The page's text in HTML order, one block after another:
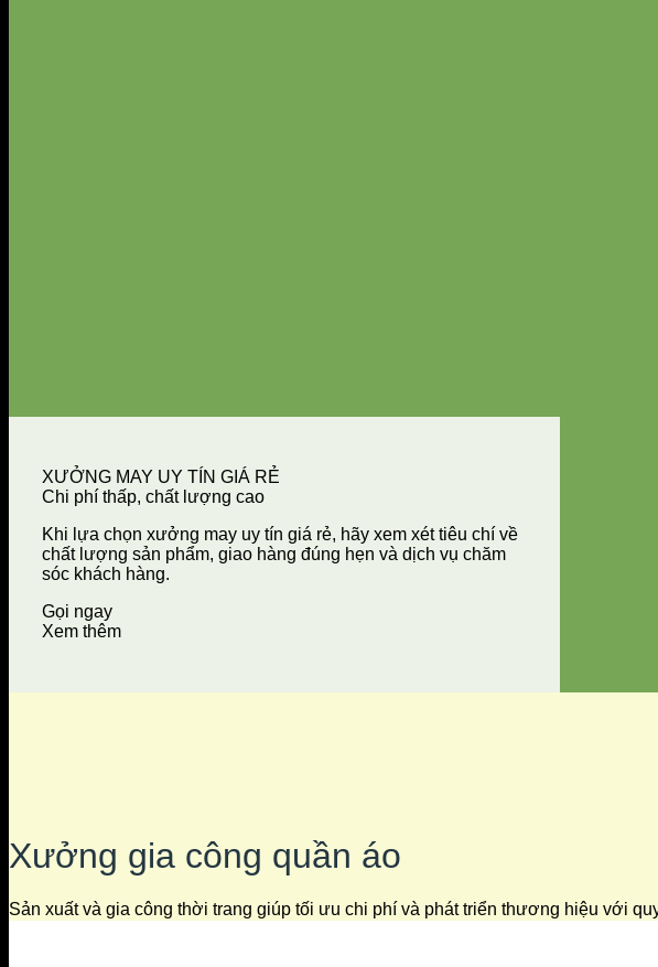
XƯỞNG MAY UY TÍN GIÁ RẺ
Chi phí thấp, chất lượng cao
Khi lựa chọn xưởng may uy tín giá rẻ, hãy xem xét tiêu chí về
chất lượng sản phẩm, giao hàng đúng hẹn và dịch vụ chăm
sóc khách hàng.
Gọi ngay
Xem thêm
Xưởng gia công quần áo
Sản xuất và gia công thời trang giúp tối ưu chi phí và phát triển thương hiệu với